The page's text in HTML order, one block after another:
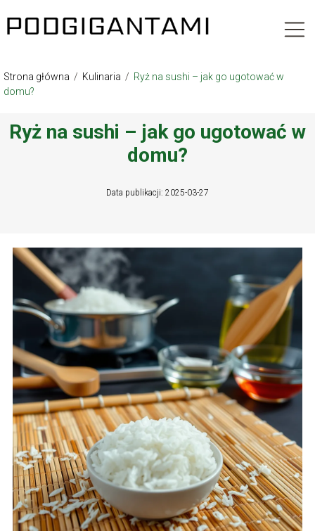
Strona główna / Kulinaria / Ryż na sushi – jak go ugotować w
domu?
Ryż na sushi – jak go ugotować w
domu?
Data publikacji: 2025-03-27